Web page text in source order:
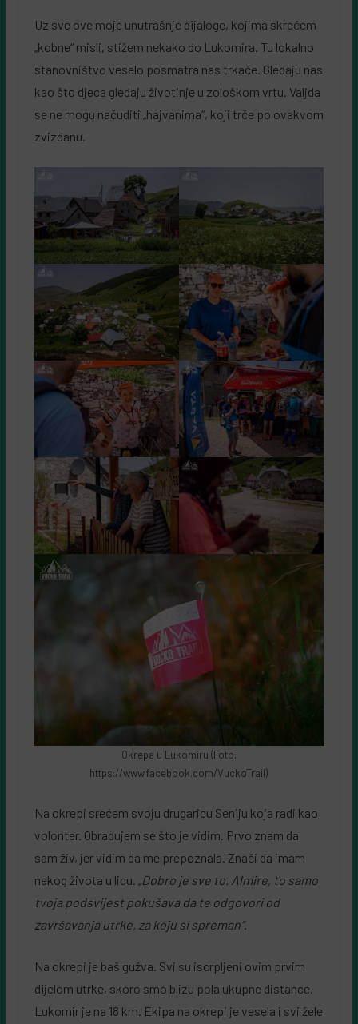
Uz sve ove moje unutrašnje dijaloge, kojima skrećem
„kobne“ misli, stižem nekako do Lukomira. Tu lokalno
stanovništvo veselo posmatra nas trkače. Gledaju nas
kao što djeca gledaju životinje u zološkom vrtu. Valjda
se ne mogu načuditi „hajvanima“, koji trče po ovakvom
zvizdanu.
Okrepa u Lukomiru (Foto:
https://www.facebook.com/VuckoTrail)
Na okrepi srećem svoju drugaricu Seniju koja radi kao
volonter. Obradujem se što je vidim. Prvo znam da
sam živ, jer vidim da me prepoznala. Znači da imam
nekog života u licu. „Dobro je sve to. Almire, to samo
tvoja podsvijest pokušava da te odgovori od
završavanja utrke, za koju si spreman“.
Na okrepi je baš gužva. Svi su iscrpljeni ovim prvim
dijelom utrke, skoro smo blizu pola ukupne distance.
Lukomir je na 18 km. Ekipa na okrepi je vesela i svi žele